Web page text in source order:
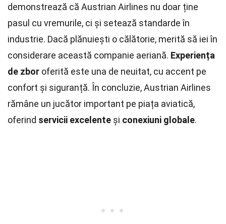
demonstrează că Austrian Airlines nu doar ține
pasul cu vremurile, ci și setează standarde în
industrie. Dacă plănuiești o călătorie, merită să iei în
considerare această companie aeriană. Experiența
de zbor oferită este una de neuitat, cu accent pe
confort și siguranță. În concluzie, Austrian Airlines
rămâne un jucător important pe piața aviatică,
oferind servicii excelente și conexiuni globale.